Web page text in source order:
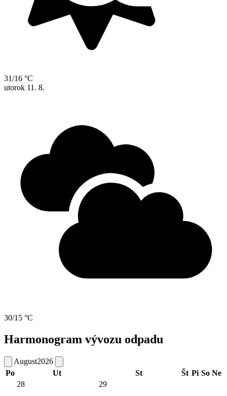
31/16 °C
utorok 11. 8.
30/15 °C
Harmonogram vývozu odpadu
August2026
Po
Ut St Št Pi So Ne
28
29